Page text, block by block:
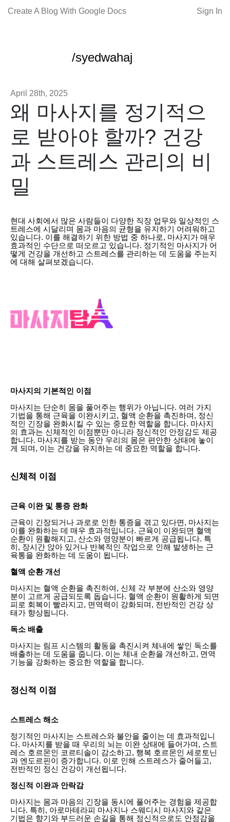
Create A Blog With Google Docs Sign In
/syedwahaj
April 28th, 2025
왜 마사지를 정기적으
로 받아야 할까? 건강
과 스트레스 관리의 비
밀
현대 사회에서 많은 사람들이 다양한 직장 업무와 일상적인 스
트레스에 시달리며 몸과 마음의 균형을 유지하기 어려워하고
있습니다. 이를 해결하기 위한 방법 중 하나로, 마사지가 매우
효과적인 수단으로 떠오르고 있습니다. 정기적인 마사지가 어
떻게 건강을 개선하고 스트레스를 관리하는 데 도움을 주는지
에 대해 살펴보겠습니다.
마사지의 기본적인 이점
마사지는 단순히 몸을 풀어주는 행위가 아닙니다. 여러 가지
기법을 통해 근육을 이완시키고, 혈액 순환을 촉진하며, 정신
적인 긴장을 완화시킬 수 있는 중요한 역할을 합니다. 마사지
의 효과는 신체적인 이점뿐만 아니라 정신적인 안정감도 제공
합니다. 마사지를 받는 동안 우리의 몸은 편안한 상태에 놓이
게 되며, 이는 건강을 유지하는 데 중요한 역할을 합니다.
신체적 이점
근육 이완 및 통증 완화
근육이 긴장되거나 과로로 인한 통증을 겪고 있다면, 마사지는
이를 완화하는 데 매우 효과적입니다. 근육이 이완되면 혈액
순환이 원활해지고, 산소와 영양분이 빠르게 공급됩니다. 특
히, 장시간 앉아 있거나 반복적인 작업으로 인해 발생하는 근
육통을 완화하는 데 도움이 됩니다.
혈액 순환 개선
마사지는 혈액 순환을 촉진하여, 신체 각 부분에 산소와 영양
분이 고르게 공급되도록 돕습니다. 혈액 순환이 원활하게 되면
피로 회복이 빨라지고, 면역력이 강화되며, 전반적인 건강 상
태가 향상됩니다.
독소 배출
마사지는 림프 시스템의 활동을 촉진시켜 체내에 쌓인 독소를
배출하는 데 도움을 줍니다. 이는 체내 순환을 개선하고, 면역
기능을 강화하는 중요한 역할을 합니다.
정신적 이점
스트레스 해소
정기적인 마사지는 스트레스와 불안을 줄이는 데 효과적입니
다. 마사지를 받을 때 우리의 뇌는 이완 상태에 들어가며, 스트
레스 호르몬인 코르티솔이 감소하고, 행복 호르몬인 세로토닌
과 엔도르핀이 증가합니다. 이로 인해 스트레스가 줄어들고,
전반적인 정신 건강이 개선됩니다.
정신적 이완과 안락감
마사지는 몸과 마음의 긴장을 동시에 풀어주는 경험을 제공합
니다. 특히, 아로마테라피 마사지나 스웨디시 마사지와 같은
기법은 향기와 부드러운 손길을 통해 정신적으로도 안정감을